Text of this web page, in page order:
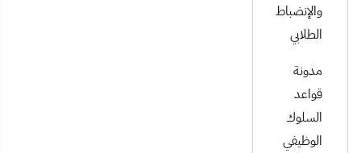
والإنضباط
الطلابي
مدونة
قواعد
السلوك
الوظيفي